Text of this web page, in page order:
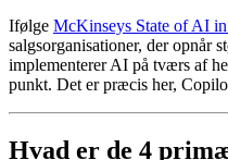
Ifølge McKinseys State of AI
salgsorganisationer, der opnår
implementerer AI på tværs af
punkt. Det er præcis her,
Hvad er de 4